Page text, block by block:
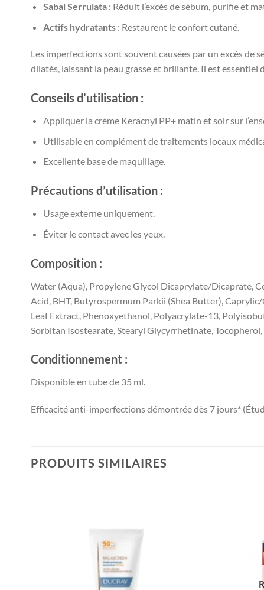
Sabal Serrulata: Réduit l’excès de sébum, purifie et
Actifs hydratants: Restaurent le confort cutané.
Les imperfections sont souvent causées par un excès de
dilatés, laissant la peau grasse et brillante. Il est
Conseils d’utilisation :
Appliquer la crème Keracnyl PP+ matin et soir sur
Utilisable en complément de traitements locaux
Excellente base de maquillage.
Précautions d’utilisation :
Usage externe uniquement.
Éviter le contact avec les yeux.
Composition :
Water (Aqua), Propylene Glycol Dicaprylate/Dicaprate,
Acid, BHT, Butyrospermum Parkii (Shea Butter),
Leaf Extract, Phenoxyethanol, Polyacrylate-13,
Sorbitan Isostearate, Stearyl Glycyrrhetinate, Tocopherol,
Conditionnement :
Disponible en tube de 35 ml.
Efficacité anti-imperfections démontrée dès 7 jours*
PRODUITS SIMILAIRES